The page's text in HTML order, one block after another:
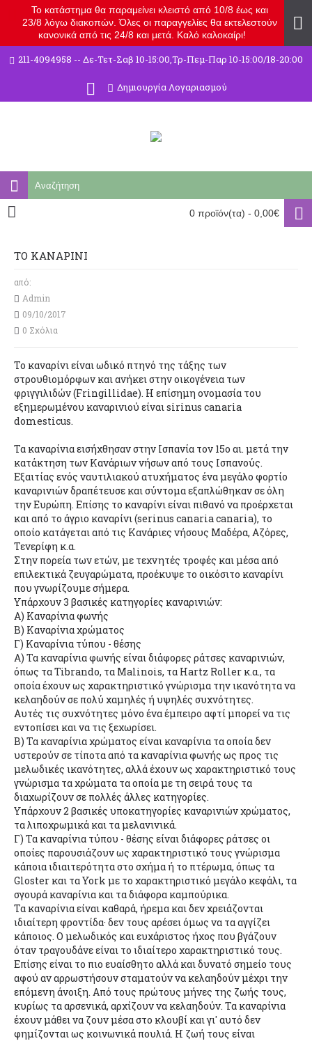
Το κατάστημα θα παραμείνει κλειστό από 10/8 έως και
23/8 λόγω διακοπών. Όλες οι παραγγελίες θα εκτελεστούν
κανονικά από τις 24/8 και μετά. Καλό καλοκαίρι!
211-4094958 -- Δε-Τετ-Σαβ 10-15:00,Τρ-Πεμ-Παρ 10-15:00/18-20:00
Δημιουργία Λογαριασμού
0 προϊόν(τα) - 0,00€
ΤΟ ΚΑΝΑΡΙΝΙ
από:
Admin
09/10/2017
0 Σχόλια
Το καναρίνι είναι ωδικό πτηνό της τάξης των
στρουθιομόρφων και ανήκει στην οικογένεια των
φριγγιλιδών (Fringillidae). Η επίσημη ονομασία του
εξημερωμένου καναρινιού είναι sirinus canaria
domesticus.
Τα καναρίνια εισήχθησαν στην Ισπανία τον 15ο αι. μετά την
κατάκτηση των Κανάριων νήσων από τους Ισπανούς.
Εξαιτίας ενός ναυτιλιακού ατυχήματος ένα μεγάλο φορτίο
καναρινιών δραπέτευσε και σύντομα εξαπλώθηκαν σε όλη
την Ευρώπη. Επίσης το καναρίνι είναι πιθανό να προέρχεται
και από το άγριο καναρίνι (serinus canaria canaria), το
οποίο κατάγεται από τις Κανάριες νήσους Μαδέρα, Αζόρες,
Τενερίφη κ.α.
Στην πορεία των ετών, με τεχνητές τροφές και μέσα από
επιλεκτικά ζευγαρώματα, προέκυψε το οικόσιτο καναρίνι
που γνωρίζουμε σήμερα.
Υπάρχουν 3 βασικές κατηγορίες καναρινιών:
Α) Καναρίνια φωνής
Β) Καναρίνια χρώματος
Γ) Καναρίνια τύπου - θέσης
Α) Τα καναρίνια φωνής είναι διάφορες ράτσες καναρινιών,
όπως τα Tibrando, τα Malinois, τα Hartz Roller κ.α., τα
οποία έχουν ως χαρακτηριστικό γνώρισμα την ικανότητα να
κελαηδούν σε πολύ χαμηλές ή υψηλές συχνότητες.
Αυτές τις συχνότητες μόνο ένα έμπειρο αφτί μπορεί να τις
εντοπίσει και να τις ξεχωρίσει.
Β) Τα καναρίνια χρώματος είναι καναρίνια τα οποία δεν
υστερούν σε τίποτα από τα καναρίνια φωνής ως προς τις
μελωδικές ικανότητες, αλλά έχουν ως χαρακτηριστικό τους
γνώρισμα τα χρώματα τα οποία με τη σειρά τους τα
διαχωρίζουν σε πολλές άλλες κατηγορίες.
Υπάρχουν 2 βασικές υποκατηγορίες καναρινιών χρώματος,
τα λιποχρωμικά και τα μελανινικά.
Γ) Τα καναρίνια τύπου - θέσης είναι διάφορες ράτσες οι
οποίες παρουσιάζουν ως χαρακτηριστικό τους γνώρισμα
κάποια ιδιαιτερότητα στο σχήμα ή το πτέρωμα, όπως τα
Gloster και τα York με το χαρακτηριστικό μεγάλο κεφάλι, τα
σγουρά καναρίνια και τα διάφορα καμπούρικα.
Τα καναρίνια είναι καθαρά, ήρεμα και δεν χρειάζονται
ιδιαίτερη φροντίδα· δεν τους αρέσει όμως να τα αγγίζει
κάποιος. Ο μελωδικός και ευχάριστος ήχος που βγάζουν
όταν τραγουδάνε είναι το ιδιαίτερο χαρακτηριστικό τους.
Επίσης είναι το πιο ευαίσθητο αλλά και δυνατό σημείο τους
αφού αν αρρωστήσουν σταματούν να κελαηδούν μέχρι την
επόμενη άνοιξη. Από τους πρώτους μήνες της ζωής τους,
κυρίως τα αρσενικά, αρχίζουν να κελαηδούν. Τα καναρίνια
έχουν μάθει να ζουν μέσα στο κλουβί και γι' αυτό δεν
φημίζονται ως κοινωνικά πουλιά. Η ζωή τους είναι